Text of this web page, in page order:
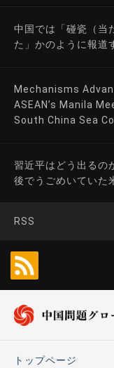
中国では「碰瓷（
た」かのように報道
Mechanisms
ASEAN’s Manila
South China Sea
習近平はどう出る
後でうごめいていた
RSS
トップページ